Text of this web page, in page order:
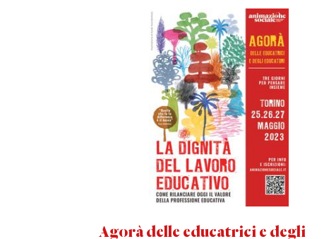
Agorà delle educatrici e degli